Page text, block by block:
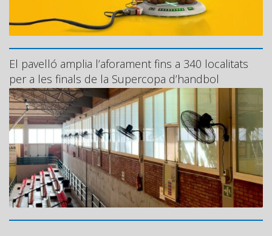
El pavelló amplia l’aforament fins a 340 localitats
per a les finals de la Supercopa d’handbol